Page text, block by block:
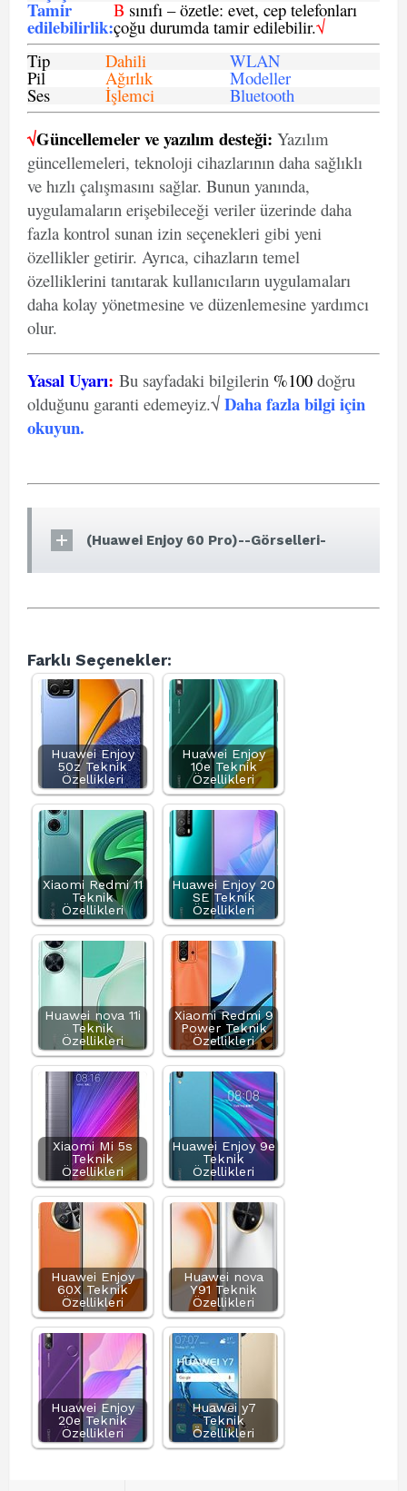
Tamir
edilebilirlik:
B sınıfı – özetle: evet, cep telefonları
çoğu durumda tamir edilebilir.√
Tip
Dahili WLAN
Pil Ağırlık Modeller
Ses İşlemci Bluetooth
√Güncellemeler ve yazılım desteği: Yazılım
güncellemeleri, teknoloji cihazlarının daha sağlıklı
ve hızlı çalışmasını sağlar. Bunun yanında,
uygulamaların erişebileceği veriler üzerinde daha
fazla kontrol sunan izin seçenekleri gibi yeni
özellikler getirir. Ayrıca, cihazların temel
özelliklerini tanıtarak kullanıcıların uygulamaları
daha kolay yönetmesine ve düzenlemesine yardımcı
olur.
Yasal Uyarı: Bu sayfadaki bilgilerin %100 doğru
olduğunu garanti edemeyiz.√ Daha fazla bilgi için
okuyun.
(Huawei Enjoy 60 Pro)--Görselleri-
Farklı Seçenekler:
Huawei Enjoy
50z Teknik
Özellikleri
Huawei Enjoy
10e Teknik
Özellikleri
Xiaomi Redmi 11
Teknik
Özellikleri
Huawei Enjoy 20
SE Teknik
Özellikleri
Huawei nova 11i
Teknik
Özellikleri
Xiaomi Redmi 9
Power Teknik
Özellikleri
Xiaomi Mi 5s
Teknik
Özellikleri
Huawei Enjoy 9e
Teknik
Özellikleri
Huawei Enjoy
60X Teknik
Özellikleri
Huawei nova
Y91 Teknik
Özellikleri
Huawei Enjoy
20e Teknik
Özellikleri
Huawei y7
Teknik
Özellikleri